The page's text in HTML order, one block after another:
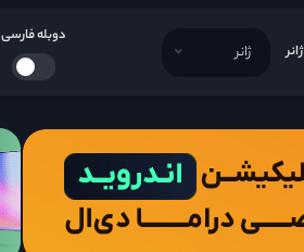
ژانر ژانر
دوبله فارسی